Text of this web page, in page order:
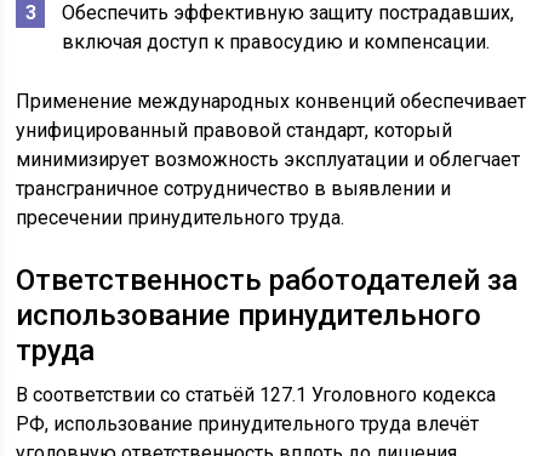
Обеспечить эффективную защиту пострадавших,
включая доступ к правосудию и компенсации.
Применение международных конвенций обеспечивает
унифицированный правовой стандарт, который
минимизирует возможность эксплуатации и облегчает
трансграничное сотрудничество в выявлении и
пресечении принудительного труда.
Ответственность работодателей за
использование принудительного
труда
В соответствии со статьёй 127.1 Уголовного кодекса
РФ, использование принудительного труда влечёт